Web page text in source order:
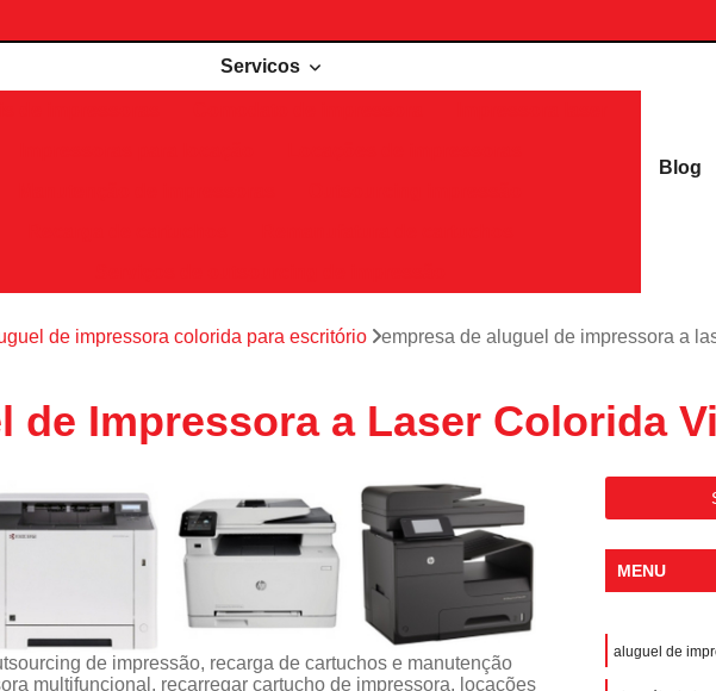
Servicos
Blog
de impressora colorida para escritório empresa de aluguel de impressora a
de Impressora a Laser Colorida
de impressão, recarga de cartuchos e manutenção
multifuncional, recarregar cartucho de impressora, locações
MENU
aluguel de